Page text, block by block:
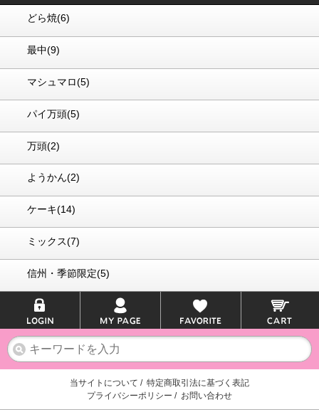
どら焼(6)
最中(9)
マシュマロ(5)
パイ万頭(5)
万頭(2)
ようかん(2)
ケーキ(14)
ミックス(7)
信州・季節限定(5)
当サイトについて / 特定商取引法に基づく表記
プライバシーポリシー / お問い合わせ